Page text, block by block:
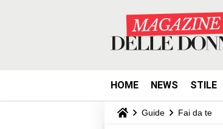
HOME NEWS STILE
Guide Fai da te